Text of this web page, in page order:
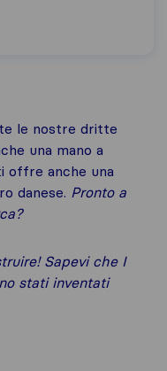
le nostre dritte
una mano a
offre anche una
danese. Pronto a
Sapevi che I
stati inventati